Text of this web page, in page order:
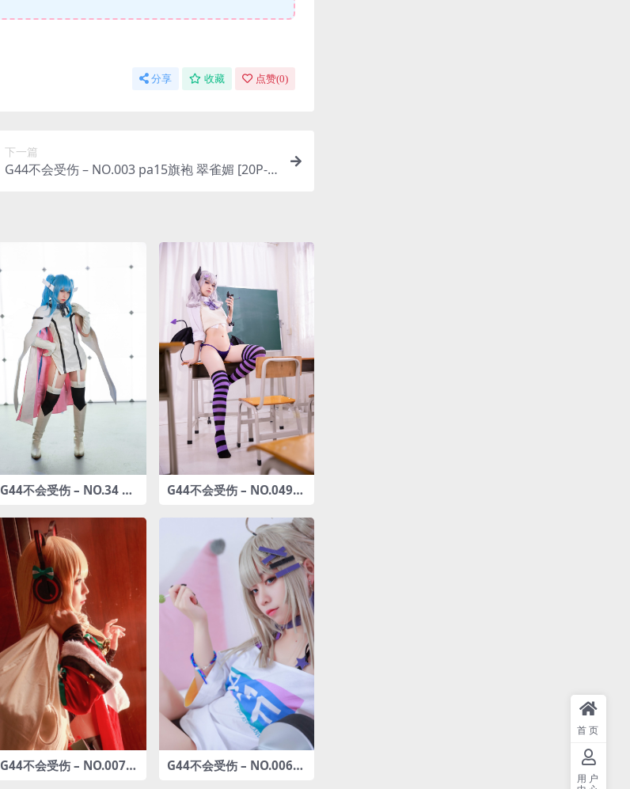
分享 收藏 点赞(0)
下一篇
G44不会受伤 – NO.003 pa15旗袍 翠雀媚 [20P-6
G44不会受伤 – NO.34 妮
G44不会受伤 – NO.049 b
G44不会受伤 – NO.007 T
G44不会受伤 – NO.006
首页
用户